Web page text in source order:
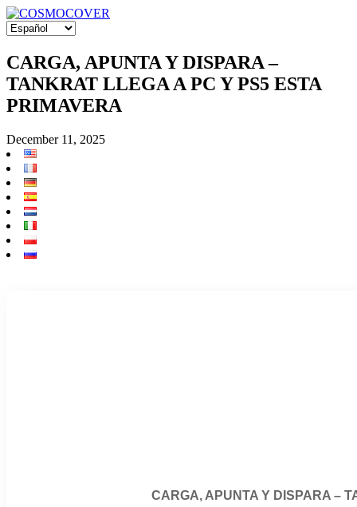
CARGA, APUNTA Y DISPARA –
TANKRAT LLEGA A PC Y PS5 ESTA
PRIMAVERA
December 11, 2025
CARGA, APUNTA Y DISPARA –